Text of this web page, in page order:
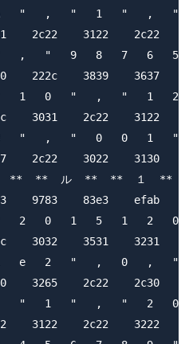
A   "   ,   "   1   "   ,   "
2c22    3122    2c22
"   ,   "   9   8   7   6
222c    3839    3637
"   1   0   "   ,   "   1
3031    2c22    3122
8   "   ,   "   0   0   1
2c22    3022    3130
**  プ  **  **  ル
9783    83e3    efab
2   0   1   5   1   2
3032    3531    3231
l   e   2   "   ,   0   ,
3265    2c22    2c30
,   "   1   "   ,   "   2
3122    2c22    3222